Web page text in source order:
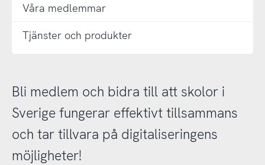
Våra medlemmar
Tjänster och produkter
Bli medlem och bidra till att skolor i
Sverige fungerar effektivt tillsammans
och tar tillvara på digitaliseringens
möjligheter!